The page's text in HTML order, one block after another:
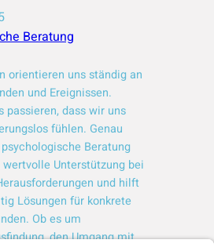
Beratung
orientieren uns ständig an
und Ereignissen.
passieren, dass wir uns
fühlen. Genau
Beratung
Unterstützung bei
und hilft
Lösungen für konkrete
Ob es um
den Umgang mit